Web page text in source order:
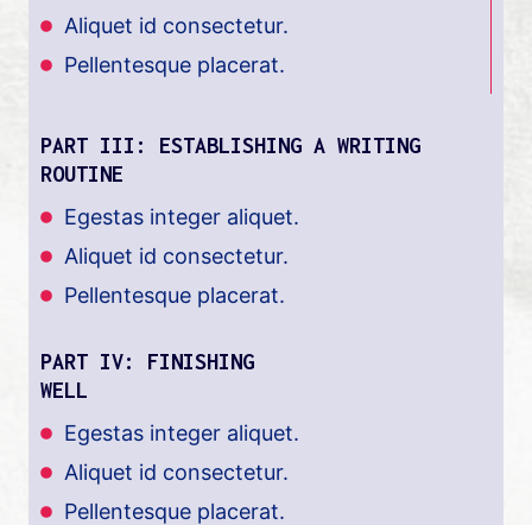
Aliquet id consectetur.
Pellentesque placerat.
PART III: ESTABLISHING A WRITING
ROUTINE
Egestas integer aliquet.
Aliquet id consectetur.
Pellentesque placerat.
PART IV: FINISHING
WELL
Egestas integer aliquet.
Aliquet id consectetur.
Pellentesque placerat.